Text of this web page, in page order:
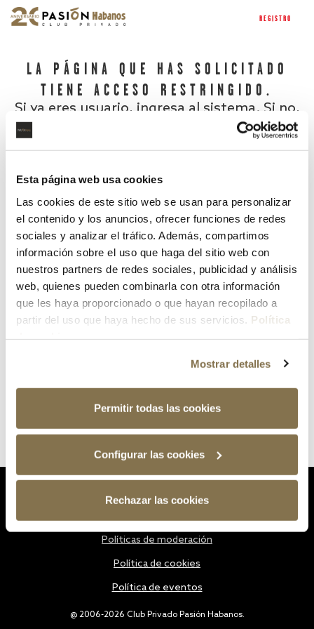
Esta página web usa cookies
Las cookies de este sitio web se usan para personalizar
el contenido y los anuncios, ofrecer funciones de redes
sociales y analizar el tráfico. Además, compartimos
información sobre el uso que haga del sitio web con
nuestros partners de redes sociales, publicidad y análisis
web, quienes pueden combinarla con otra información
que les haya proporcionado o que hayan recopilado a
partir del uso que haya hecho de sus servicios. Política
Mostrar detalles
Permitir todas las cookies
Configurar las cookies
Rechazar las cookies
REGISTRO
LA PÁGINA QUE HAS SOLICITADO
TIENE ACCESO RESTRINGIDO.
Si ya eres usuario, ingresa al sistema. Si no,
¿Has olvidado tu contraseña?
@ 2006-2026 Club Privado Pasión Habanos.
Políticas de moderación
Política de cookies
Política de eventos